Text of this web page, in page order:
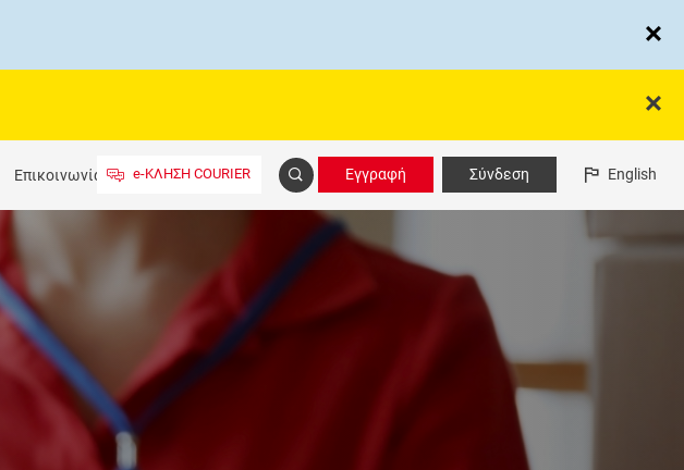
Επικοινωνία e-ΚΛΗΣΗ COURIER Εγγραφή Σύνδεση English